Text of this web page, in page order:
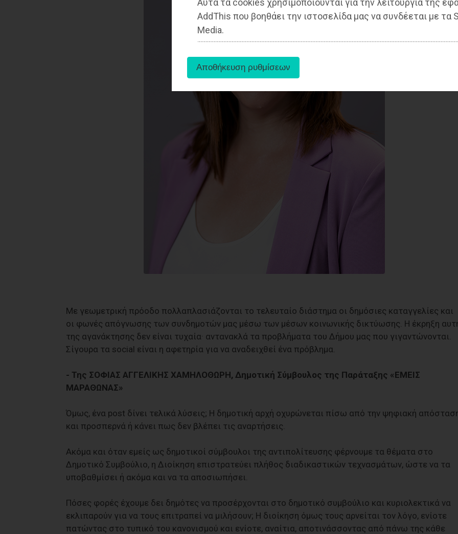
Αυτά τα cookies χρησιμοποιούνται για την λειτουργία της
AddThis που βοηθάει την ιστοσελίδα μας να συνδέεται με τα
Media.
Με γεωμετρική πρόοδο πολλαπλασιάζονται το τελευταίο διάστημα οι δημόσιες καταγγελίες και
οι φωνές απόγνωσης των συνδημοτών μας μέσω των μέσων κοινωνικής δικτύωσης. Η έκρηξη
της αγανάκτησης δεν είναι τυχαία· αντανακλά τα προβλήματα του Δήμου μας που γιγαντώνονται.
Σίγουρα τα social είναι η αφετηρία για να αναδειχθεί ένα πρόβλημα.
- Της ΣΟΦΙΑΣ ΑΓΓΕΛΙΚΗΣ ΧΑΜΗΛΟΘΩΡΗ, Δημοτική Σύμβουλος της Παράταξης «ΕΜΕΙΣ
ΜΑΡΑΘΩΝΑΣ»
Όμως, ένα post δίνει τελικά λύσεις; Η δημοτική αρχή οχυρώνεται πίσω από την ψηφιακή
και προσπερνά ή κάνει πως δεν βλέπει τις αναρτήσεις.
Ακόμα και όταν εμείς ως δημοτικοί σύμβουλοι της αντιπολίτευσης φέρνουμε τα θέματα στο
Δημοτικό Συμβούλιο, η Διοίκηση επιστρατεύει πλήθος διαδικαστικών τεχνασμάτων, ώστε να τα
υποβαθμίσει ή ακόμα και να τα αποσιωπήσει.
Πόσες φορές έχουμε δει δημότες να προσέρχονται στο δημοτικό συμβούλιο και κυριολεκτικά να
εκλιπαρούν για να τους επιτραπεί να μιλήσουν; Η διοίκηση όμως τους αρνείται τον λόγο, ενίοτε
πατώντας στο τυπικό του κανονισμού και ενίοτε, αναίτια, αποτινάσσοντας από πάνω της κάθε